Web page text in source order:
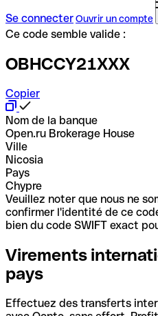
Se connecterOuvrir un compte
Ce code semble valide :
OBHCCY21XXX
Copier
Nom de la banque
Open.ru Brokerage House
Ville
Nicosia
Pays
Chypre
Veuillez noter que nous ne
confirmer l'identité de ce
bien du code SWIFT exact
Virements
pays
Effectuez des transferts